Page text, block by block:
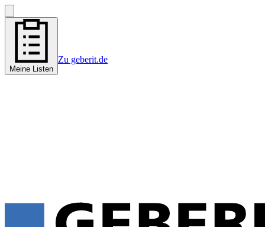
Meine Listen
Zu geberit.de